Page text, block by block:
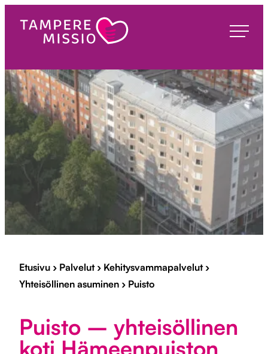
suoraan
sisältöön
TampereMissio
Etusivu › Palvelut› Kehitysvammapalvelut›
Yhteisöllinen asuminen › Puisto
Puisto – yhteisöllinen
koti Hämeenpuiston